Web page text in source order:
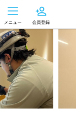
メニュー 会員登録